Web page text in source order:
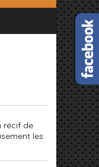
récif de
les